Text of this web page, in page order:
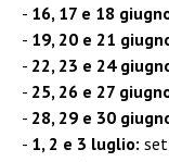
16, 17 e 18
19, 20 e 21
22, 23 e 24
25, 26 e 27
28, 29 e 30
1, 2 e 3 luglio: